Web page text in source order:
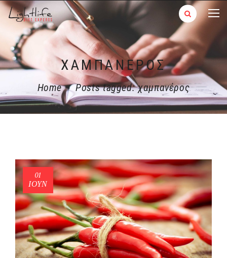
ΧΑΜΠΑΝΈΡΟΣ
Home - Posts tagged: χαμπανέρος
01
ΙΟΎΝ